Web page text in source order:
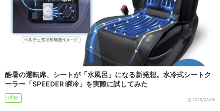
酷暑の運転席、シートが「水風呂」になる新発想。水冷式シートク
ーラー「SPEEDER 瞬冷」を実際に試してみた
特集 2026/08/06